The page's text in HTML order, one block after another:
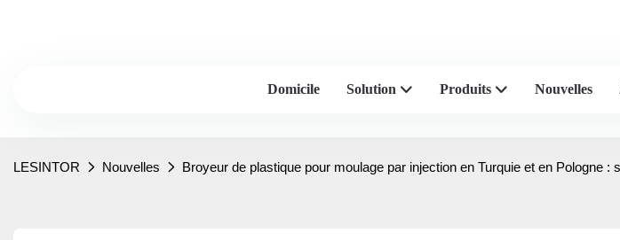
Domicile Solution Produits Nouvelles
LESINTOR Nouvelles Broyeur de plastique pour moulage par injection en Turquie et en Pologne